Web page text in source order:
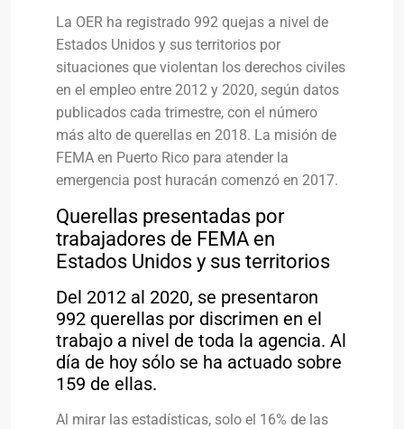
La OER ha registrado 992 quejas a nivel de
Estados Unidos y sus territorios por
situaciones que violentan los derechos civiles
en el empleo entre 2012 y 2020, según datos
publicados cada trimestre, con el número
más alto de querellas en 2018. La misión de
FEMA en Puerto Rico para atender la
emergencia post huracán comenzó en 2017.
Querellas presentadas por
trabajadores de FEMA en
Estados Unidos y sus territorios
Del 2012 al 2020, se presentaron
992 querellas por discrimen en el
trabajo a nivel de toda la agencia. Al
día de hoy sólo se ha actuado sobre
159 de ellas.
Al mirar las estadísticas, solo el 16% de las